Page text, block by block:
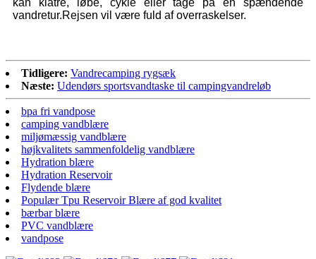
vandretur.Rejsen vil være fuld af overraskelser.
Tidligere: Vandrecamping rygsæk
Næste: Udendørs sportsvandtaske til campingvandreløb
bpa fri vandpose
camping vandblære
miljømæssig vandblære
højkvalitets sammenfoldelig vandblære
Hydration blære
Hydration Reservoir
Flydende blære
Populær Tpu Reservoir Blære af god kvalitet
bærbar blære
PVC vandblære
vandpose